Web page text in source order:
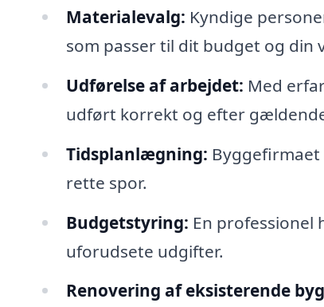
Materialevalg: Kyndige
som passer til dit budget og din
Udførelse af arbejdet: Med
udført korrekt og efter
Tidsplanlægning:
rette spor.
Budgetstyring: En
uforudsete udgifter.
Renovering af eksisterende